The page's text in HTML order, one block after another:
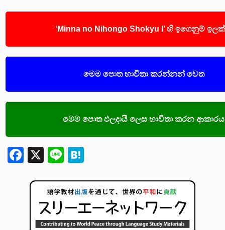
‘Minna no Nihongo Shokyu I’ හි ඉගෙනුම්
මෙම පොත භාවිතා කරන්නන් වෙත
මෙම පොත ඵලදායී ලෙස භාවිතා කරන ආකාරය
Facebook
X Line